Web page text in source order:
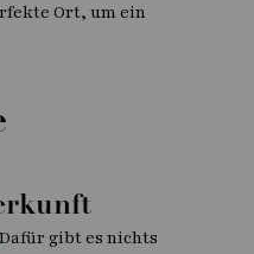
Ort, um ein
gibt es nichts